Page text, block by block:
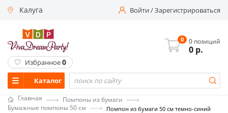
Калуга Войти/Зарегистрироваться
Каталог
0 0 позиций
0 р.
Избранное0
Главная
Помпоны из бумаги
Бумажные помпоны 50 см
Помпон из бумаги 50 см темно-синий